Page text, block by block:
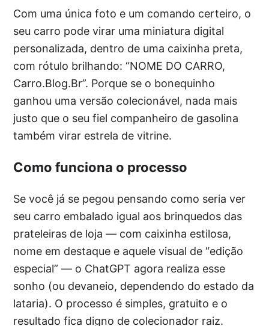
Com uma única foto e um comando certeiro, o
seu carro pode virar uma miniatura digital
personalizada, dentro de uma caixinha preta,
com rótulo brilhando: “NOME DO CARRO,
Carro.Blog.Br”. Porque se o bonequinho
ganhou uma versão colecionável, nada mais
justo que o seu fiel companheiro de gasolina
também virar estrela de vitrine.
Como funciona o processo
Se você já se pegou pensando como seria ver
seu carro embalado igual aos brinquedos das
prateleiras de loja — com caixinha estilosa,
nome em destaque e aquele visual de “edição
especial” — o ChatGPT agora realiza esse
sonho (ou devaneio, dependendo do estado da
lataria). O processo é simples, gratuito e o
resultado fica digno de colecionador raiz.